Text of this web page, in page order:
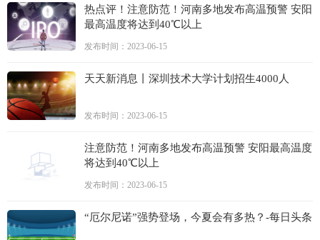
热点评！注意防范！河南多地发布高温预警 安阳
最高温度将达到40℃以上
发布时间：2023-06-15
天天新消息丨深圳技术大学计划招生4000人
发布时间：2023-06-15
注意防范！河南多地发布高温预警 安阳最高温度
将达到40℃以上
发布时间：2023-06-15
“厄尔尼诺”强势登场，今夏会有多热？-每日头条